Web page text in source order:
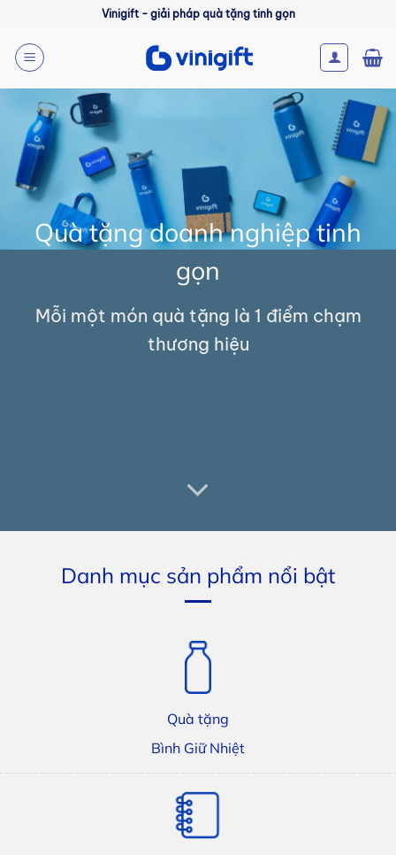
nội
dung
Vinigift - giải pháp quà tặng tinh gọn
Quà tặng doanh nghiệp tinh
gọn
Mỗi một món quà tặng là 1 điểm chạm
thương hiệu
Danh mục sản phẩm nổi bật
Quà tặng
Bình Giữ Nhiệt